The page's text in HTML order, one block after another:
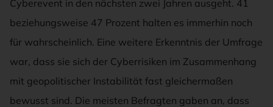
Cyberevent in den nächsten zwei Jahren ausgeht. 41
beziehungsweise 47 Prozent halten es immerhin noch
für wahrscheinlich. Eine weitere Erkenntnis der Umfrage
war, dass sie sich der Cyberrisiken im Zusammenhang
mit geopolitischer Instabilität fast gleichermaßen
bewusst sind. Die meisten Befragten gaben an, dass